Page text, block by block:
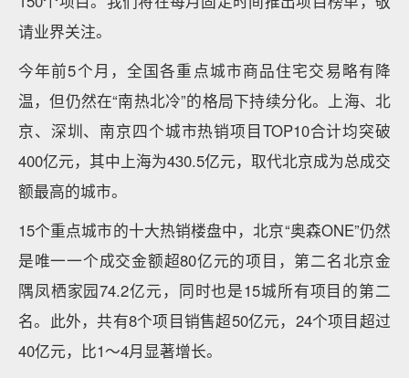
请业界关注。
今年前5个月，全国各重点城市商品住宅交易略有降
温，但仍然在“南热北冷”的格局下持续分化。上海、北
京、深圳、南京四个城市热销项目TOP10合计均突破
400亿元，其中上海为430.5亿元，取代北京成为总成交
额最高的城市。
15个重点城市的十大热销楼盘中，北京“奥森ONE”仍然
是唯一一个成交金额超80亿元的项目，第二名北京金
隅凤栖家园74.2亿元，同时也是15城所有项目的第二
名。此外，共有8个项目销售超50亿元，24个项目超过
40亿元，比1～4月显著增长。